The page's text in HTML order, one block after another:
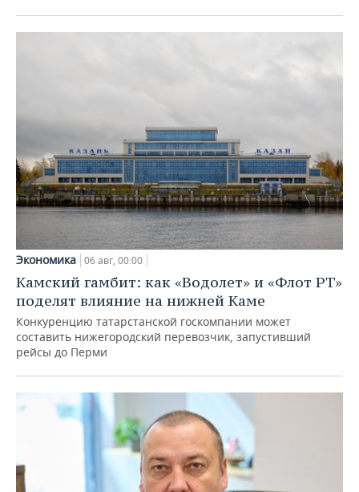
Экономика 06 авг, 00:00
Камский гамбит: как «Водолет» и «Флот РТ»
поделят влияние на нижней Каме
Конкуренцию татарстанской госкомпании может
составить нижегородский перевозчик, запустивший
рейсы до Перми